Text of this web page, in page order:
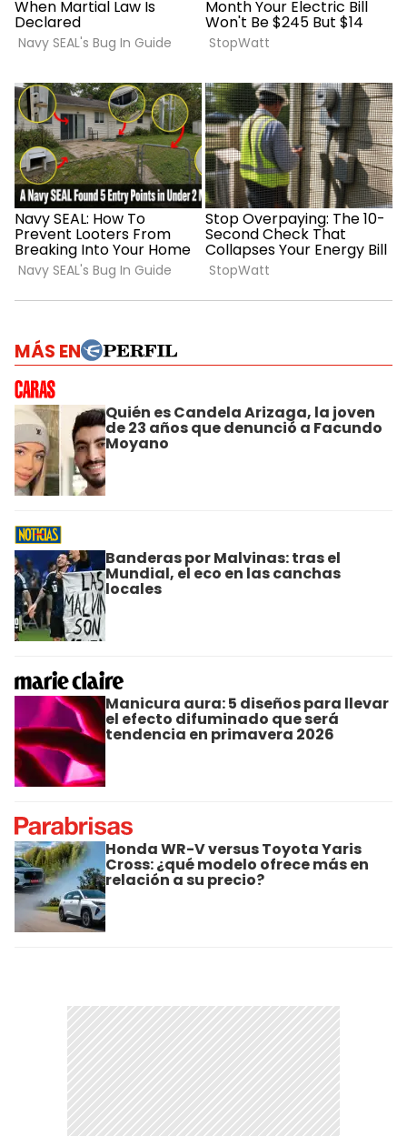
MÁS EN
Quién es Candela Arizaga, la joven
de 23 años que denunció a Facundo
Moyano
Banderas por Malvinas: tras el
Mundial, el eco en las canchas
locales
Manicura aura: 5 diseños para llevar
el efecto difuminado que será
tendencia en primavera 2026
Honda WR-V versus Toyota Yaris
Cross: ¿qué modelo ofrece más en
relación a su precio?